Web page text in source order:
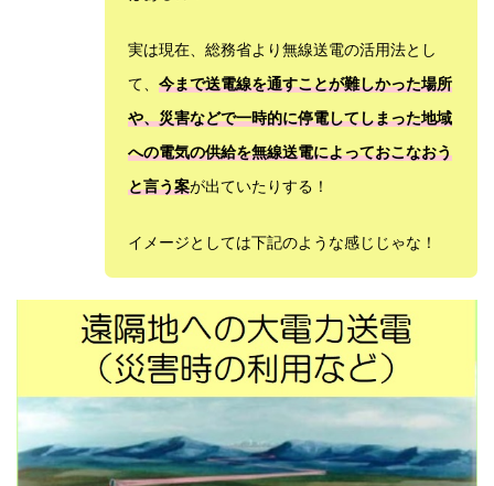
実は現在、総務省より無線送電の活用法とし
て、 今まで送電線を通すことが難しかった場所
や、災害などで一時的に停電してしまった地域
への電気の供給を無線送電によっておこなおう
と言う案が出ていたりする！
イメージとしては下記のような感じじゃな！